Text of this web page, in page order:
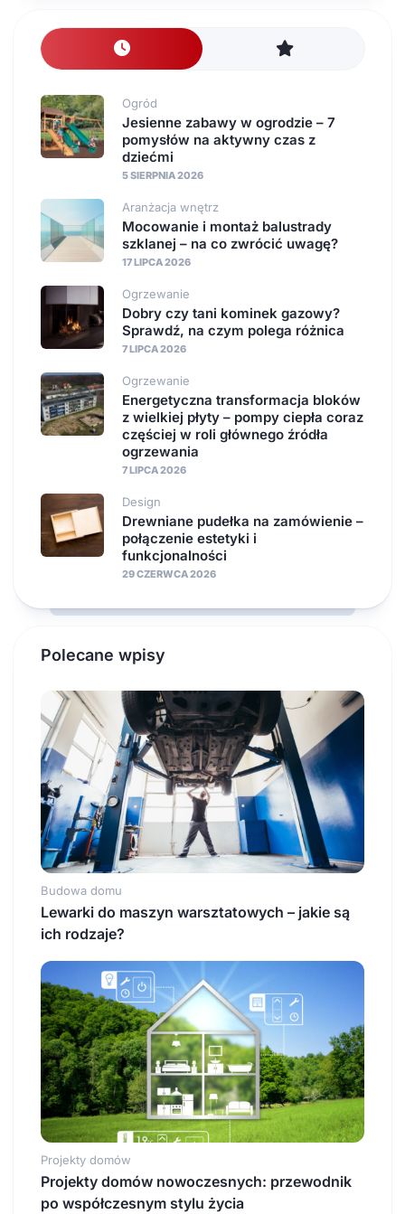
Ogród
Jesienne zabawy w ogrodzie – 7
pomysłów na aktywny czas z
dziećmi
5 SIERPNIA 2026
Aranżacja wnętrz
Mocowanie i montaż balustrady
szklanej – na co zwrócić uwagę?
17 LIPCA 2026
Ogrzewanie
Dobry czy tani kominek gazowy?
Sprawdź, na czym polega różnica
7 LIPCA 2026
Ogrzewanie
Energetyczna transformacja bloków
z wielkiej płyty – pompy ciepła coraz
częściej w roli głównego źródła
ogrzewania
7 LIPCA 2026
Design
Drewniane pudełka na zamówienie –
połączenie estetyki i
funkcjonalności
29 CZERWCA 2026
Polecane wpisy
Budowa domu
Lewarki do maszyn warsztatowych – jakie są
ich rodzaje?
Projekty domów
Projekty domów nowoczesnych: przewodnik
po współczesnym stylu życia